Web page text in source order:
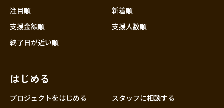
中国
注目順
新着順
支援金額順
支援人数順
終了日が近い順
はじめる
プロジェクトをはじめる
スタッフに相談する